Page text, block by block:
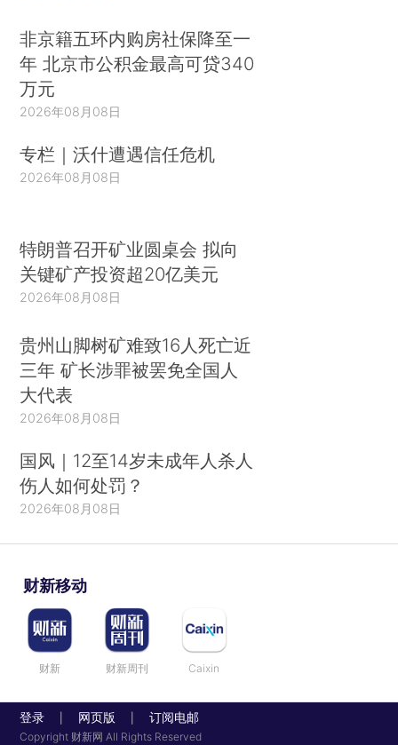
非京籍五环内购房社保降至一
年 北京市公积金最高可贷340
万元
2026年08月08日
专栏｜沃什遭遇信任危机
2026年08月08日
特朗普召开矿业圆桌会 拟向
关键矿产投资超20亿美元
2026年08月08日
贵州山脚树矿难致16人死亡近
三年 矿长涉罪被罢免全国人
大代表
2026年08月08日
国风｜12至14岁未成年人杀人
伤人如何处罚？
2026年08月08日
财新移动
财新 财新周刊 Caixin
登录 网页版 订阅电邮
Copyright 财新网 All Rights Reserved